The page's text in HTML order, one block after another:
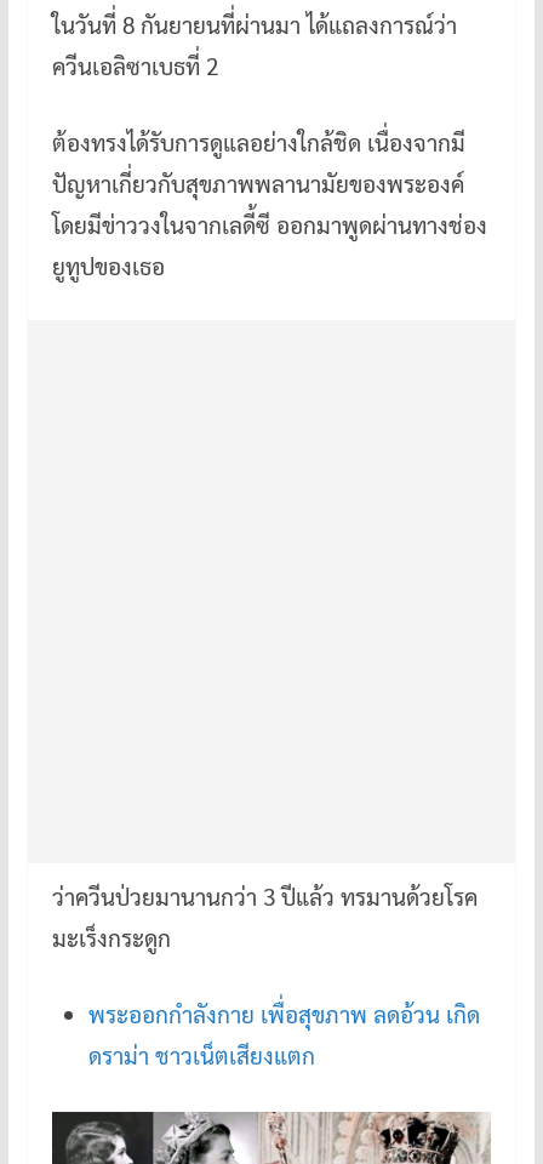
ในวันที่ 8 กันยายนที่ผ่านมา ได้แถลงการณ์ว่า
ควีนเอลิซาเบธที่ 2
ต้องทรงได้รับการดูแลอย่างใกล้ชิด เนื่องจากมี
ปัญหาเกี่ยวกับสุขภาพพลานามัยของพระองค์
โดยมีข่าววงในจากเลดี้ซี ออกมาพูดผ่านทางช่อง
ยูทูปของเธอ
ว่าควีนป่วยมานานกว่า 3 ปีแล้ว ทรมานด้วยโรค
มะเร็งกระดูก
พระออกกำลังกาย เพื่อสุขภาพ ลดอ้วน เกิด
ดราม่า ชาวเน็ตเสียงแตก